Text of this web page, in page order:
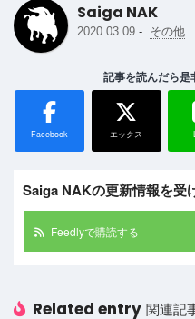
Saiga NAK
2020.03.09 - その他
記事を読んだら
Facebook エックス
Saiga NAKの更新情報を受
Feedlyで購読する
Related entry 関連記